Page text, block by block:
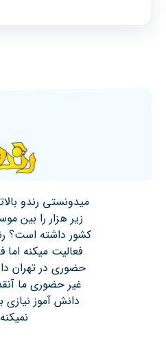
میدونستی رندو
زیر هزار را بین
کشور داشته است؟
فعالیت میکنه
حضوری در تهران
غیر حضوری ما
دانش آموز نیازی